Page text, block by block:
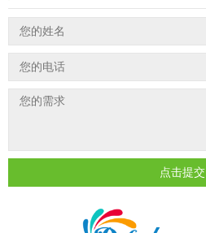
反光粉太久不用结块要怎么处理？
印花温变粉最适合用在什么行业上呢...
油性反光粉怎么印花效果最好？
超细反光粉怎么印牢度才会更好？
外墙涂料中怎么添加反光粉使用？
超细反光粉需要搭配什么胶浆使用？点击提交